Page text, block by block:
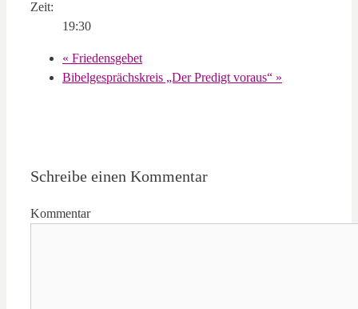
Zeit:
19:30
« Friedensgebet
Bibelgesprächskreis „Der Predigt voraus“ »
Schreibe einen Kommentar
Kommentar